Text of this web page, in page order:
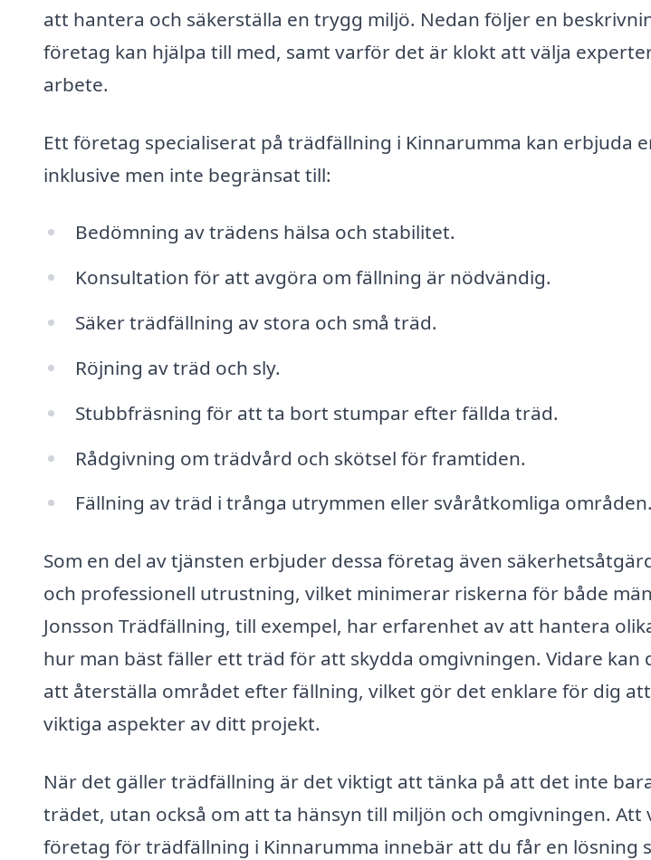
att hantera och säkerställa en trygg miljö. Nedan följer en
företag kan hjälpa till med, samt varför det är klokt att välja
arbete.
Ett företag specialiserat på trädfällning i Kinnarumma kan erbjuda
inklusive men inte begränsat till:
Bedömning av trädens hälsa och stabilitet.
Konsultation för att avgöra om fällning är nödvändig.
Säker trädfällning av stora och små träd.
Röjning av träd och sly.
Stubbfräsning för att ta bort stumpar efter fällda träd.
Rådgivning om trädvård och skötsel för framtiden.
Fällning av träd i trånga utrymmen eller svåråtkomliga områden.
Som en del av tjänsten erbjuder dessa företag även
och professionell utrustning, vilket minimerar riskerna för både
Jonsson Trädfällning, till exempel, har erfarenhet av att hantera
hur man bäst fäller ett träd för att skydda omgivningen. Vidare kan
att återställa området efter fällning, vilket gör det enklare för dig
viktiga aspekter av ditt projekt.
När det gäller trädfällning är det viktigt att tänka på att det inte
trädet, utan också om att ta hänsyn till miljön och omgivningen. Att
företag för trädfällning i Kinnarumma innebär att du får en lösning